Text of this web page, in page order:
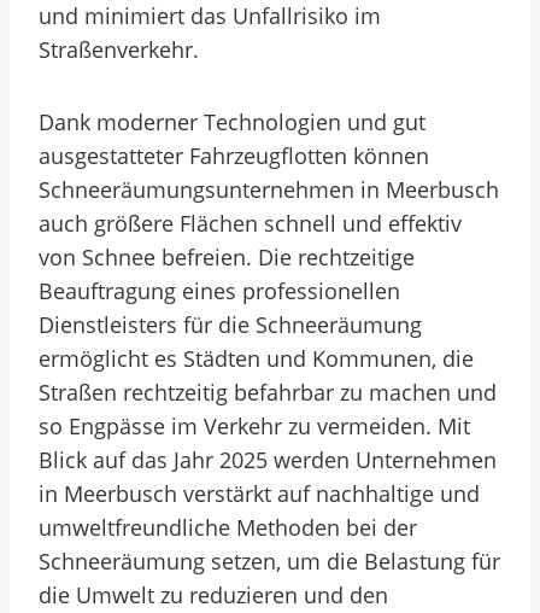
und minimiert das Unfallrisiko im
Straßenverkehr.
Dank moderner Technologien und gut
ausgestatteter Fahrzeugflotten können
Schneeräumungsunternehmen in Meerbusch
auch größere Flächen schnell und effektiv
von Schnee befreien. Die rechtzeitige
Beauftragung eines professionellen
Dienstleisters für die Schneeräumung
ermöglicht es Städten und Kommunen, die
Straßen rechtzeitig befahrbar zu machen und
so Engpässe im Verkehr zu vermeiden. Mit
Blick auf das Jahr 2025 werden Unternehmen
in Meerbusch verstärkt auf nachhaltige und
umweltfreundliche Methoden bei der
Schneeräumung setzen, um die Belastung für
die Umwelt zu reduzieren und den